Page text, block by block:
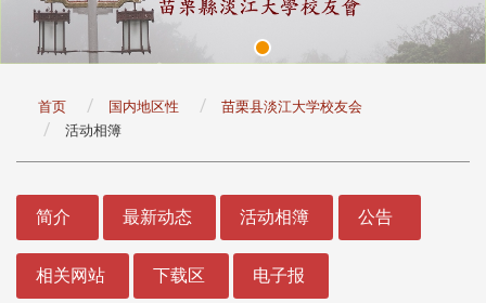
首页 国内地区性
苗栗县淡江大学校友会
活动相簿
简介 最新动态 活动相簿 公告
相关网站 下载区 电子报